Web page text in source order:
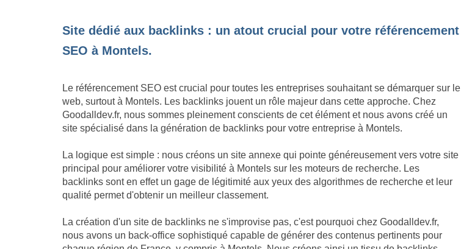
Site dédié aux backlinks : un atout crucial pour votre référencement
SEO à Montels.
Le référencement SEO est crucial pour toutes les entreprises souhaitant se démarquer sur le
web, surtout à Montels. Les backlinks jouent un rôle majeur dans cette approche. Chez
Goodalldev.fr, nous sommes pleinement conscients de cet élément et nous avons créé un
site spécialisé dans la génération de backlinks pour votre entreprise à Montels.
La logique est simple : nous créons un site annexe qui pointe généreusement vers votre site
principal pour améliorer votre visibilité à Montels sur les moteurs de recherche. Les
backlinks sont en effet un gage de légitimité aux yeux des algorithmes de recherche et leur
qualité permet d'obtenir un meilleur classement.
La création d'un site de backlinks ne s'improvise pas, c'est pourquoi chez Goodalldev.fr,
nous avons un back-office sophistiqué capable de générer des contenus pertinents pour